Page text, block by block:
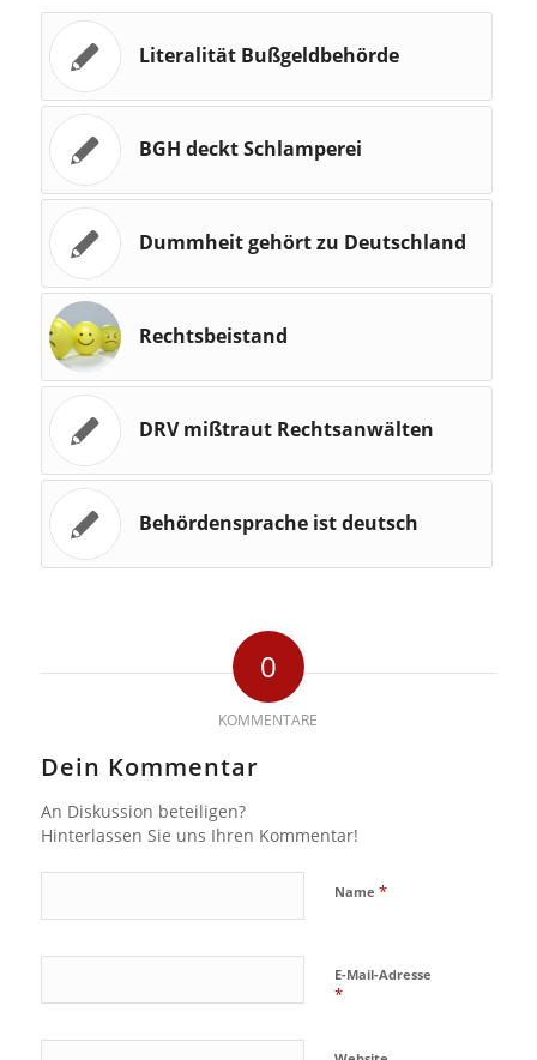
Literalität Bußgeldbehörde
BGH deckt Schlamperei
Dummheit gehört zu Deutschland
Rechtsbeistand
DRV mißtraut Rechtsanwälten
Behördensprache ist deutsch
0
KOMMENTARE
Dein Kommentar
An Diskussion beteiligen?
Hinterlassen Sie uns Ihren Kommentar!
Name *
E-Mail-Adresse
*